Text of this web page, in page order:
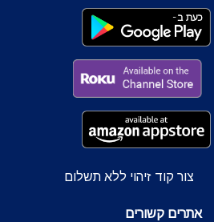
צור קוד זיהוי ללא תשלום
אתרים קשורים